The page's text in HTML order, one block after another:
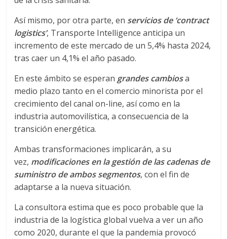
r
t
e
d
e
E
q
u
Así mismo, por otra parte, en servicios de ‘contract
logistics’, Transporte Intelligence anticipa un
incremento de este mercado de un 5,4% hasta 2024,
tras caer un 4,1% el año pasado.
En este ámbito se esperan grandes cambiosa
medio plazo tanto en el comercio minorista por el
crecimiento del canal on-line, así como en la
industria automovilística, a consecuencia de la
transición energética.
Ambas transformaciones implicarán, a su
vez, modificaciones en la gestión de las cadenas de
suministro de ambos segmentos, con el fin de
adaptarse a la nueva situación.
La consultora estima que es poco probable que la
industria de la logística global vuelva a ver un año
como 2020, durante el que la pandemia provocó